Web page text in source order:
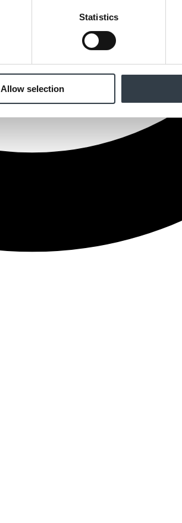
Statistics
Allow selection